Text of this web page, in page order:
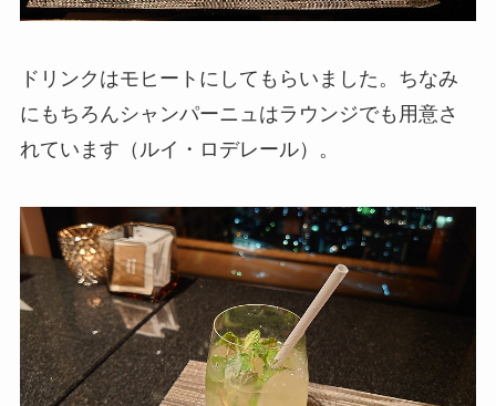
ドリンクはモヒートにしてもらいました。ちなみ
にもちろんシャンパーニュはラウンジでも用意さ
れています（ルイ・ロデレール）。